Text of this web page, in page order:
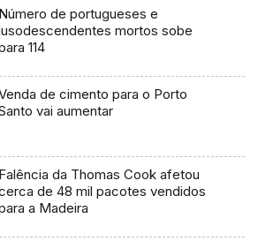
Número de portugueses e
mortos sobe
114
de cimento para o Porto
vai aumentar
Falência da Thomas Cook afetou
de 48 mil pacotes vendidos
a Madeira